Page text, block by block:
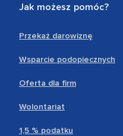
Jak możesz pomóc?
Przekaż darowiznę
Wsparcie podopiecznych
Oferta dla firm
Wolontariat
1,5 % podatku